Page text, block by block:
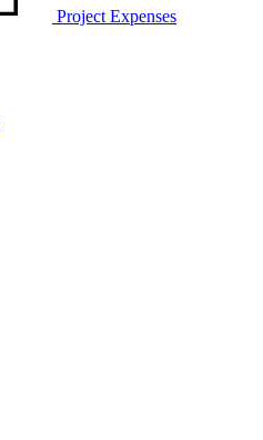
Project Expenses